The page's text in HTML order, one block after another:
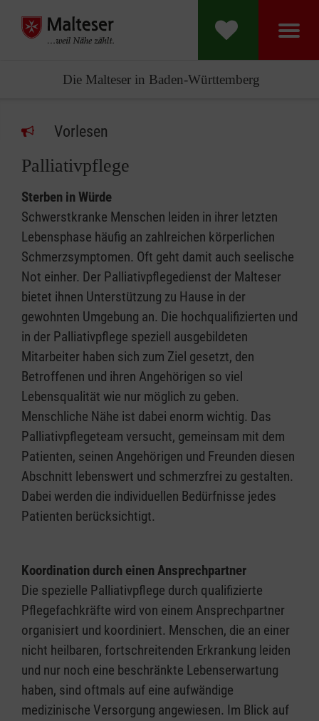
Die Malteser in Baden-Württemberg
Vorlesen
Palliativpflege
Sterben in Würde
Schwerstkranke Menschen leiden in ihrer letzten
Lebensphase häufig an zahlreichen körperlichen
Schmerzsymptomen. Oft geht damit auch seelische
Not einher. Der Palliativpflegedienst der Malteser
bietet ihnen Unterstützung zu Hause in der
gewohnten Umgebung an. Die hochqualifizierten und
in der Palliativpflege speziell ausgebildeten
Mitarbeiter haben sich zum Ziel gesetzt, den
Betroffenen und ihren Angehörigen so viel
Lebensqualität wie nur möglich zu geben.
Menschliche Nähe ist dabei enorm wichtig. Das
Palliativpflegeteam versucht, gemeinsam mit dem
Patienten, seinen Angehörigen und Freunden diesen
Abschnitt lebenswert und schmerzfrei zu gestalten.
Dabei werden die individuellen Bedürfnisse jedes
Patienten berücksichtigt.
Koordination durch einen Ansprechpartner
Die spezielle Palliativpflege durch qualifizierte
Pflegefachkräfte wird von einem Ansprechpartner
organisiert und koordiniert. Menschen, die an einer
nicht heilbaren, fortschreitenden Erkrankung leiden
und nur noch eine beschränkte Lebenserwartung
haben, sind oftmals auf eine aufwändige
medizinische Versorgung angewiesen. Im Blick auf